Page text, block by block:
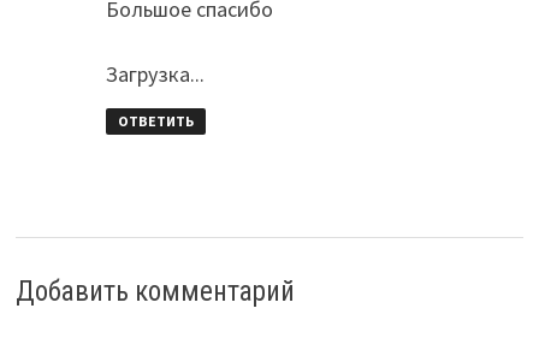
Большое спасибо
Загрузка...
ОТВЕТИТЬ
Добавить комментарий